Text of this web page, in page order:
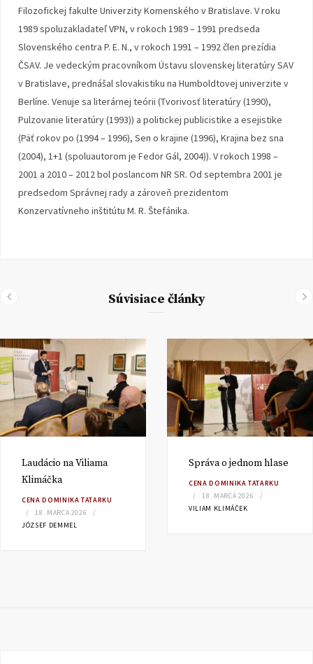
Filozofickej fakulte Univerzity Komenského v Bratislave. V roku
1989 spoluzakladateľ VPN, v rokoch 1989 – 1991 predseda
Slovenského centra P. E. N., v rokoch 1991 – 1992 člen prezídia
ČSAV. Je vedeckým pracovníkom Ústavu slovenskej literatúry SAV
v Bratislave, prednášal slovakistiku na Humboldtovej univerzite v
Berlíne. Venuje sa literárnej teórii (Tvorivosť literatúry (1990),
Pulzovanie literatúry (1993)) a politickej publicistike a esejistike
(Päť rokov po (1994 – 1996), Sen o krajine (1996), Krajina bez sna
(2004), 1+1 (spoluautorom je Fedor Gál, 2004)). V rokoch 1998 –
2001 a 2010 – 2012 bol poslancom NR SR. Od septembra 2001 je
predsedom Správnej rady a zároveň prezidentom
Konzervatívneho inštitútu M. R. Štefánika.
Súvisiace články
Laudácio na Viliama
Klimáčka
CENA DOMINIKA TATARKU
18. MARCA 2026
JÓZSEF DEMMEL
Správa o jednom hlase
CENA DOMINIKA TATARKU
18. MARCA 2026
VILIAM KLIMÁČEK